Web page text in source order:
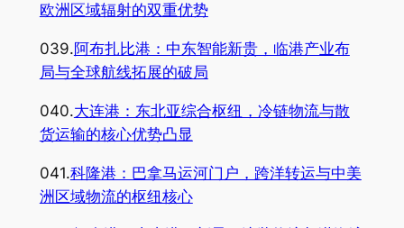
欧洲区域辐射的双重优势
039.阿布扎比港：中东智能新贵，临港产业布
局与全球航线拓展的破局
040.大连港：东北亚综合枢纽，冷链物流与散
货运输的核心优势凸显
041.科隆港：巴拿马运河门户，跨洋转运与中美
洲区域物流的枢纽核心